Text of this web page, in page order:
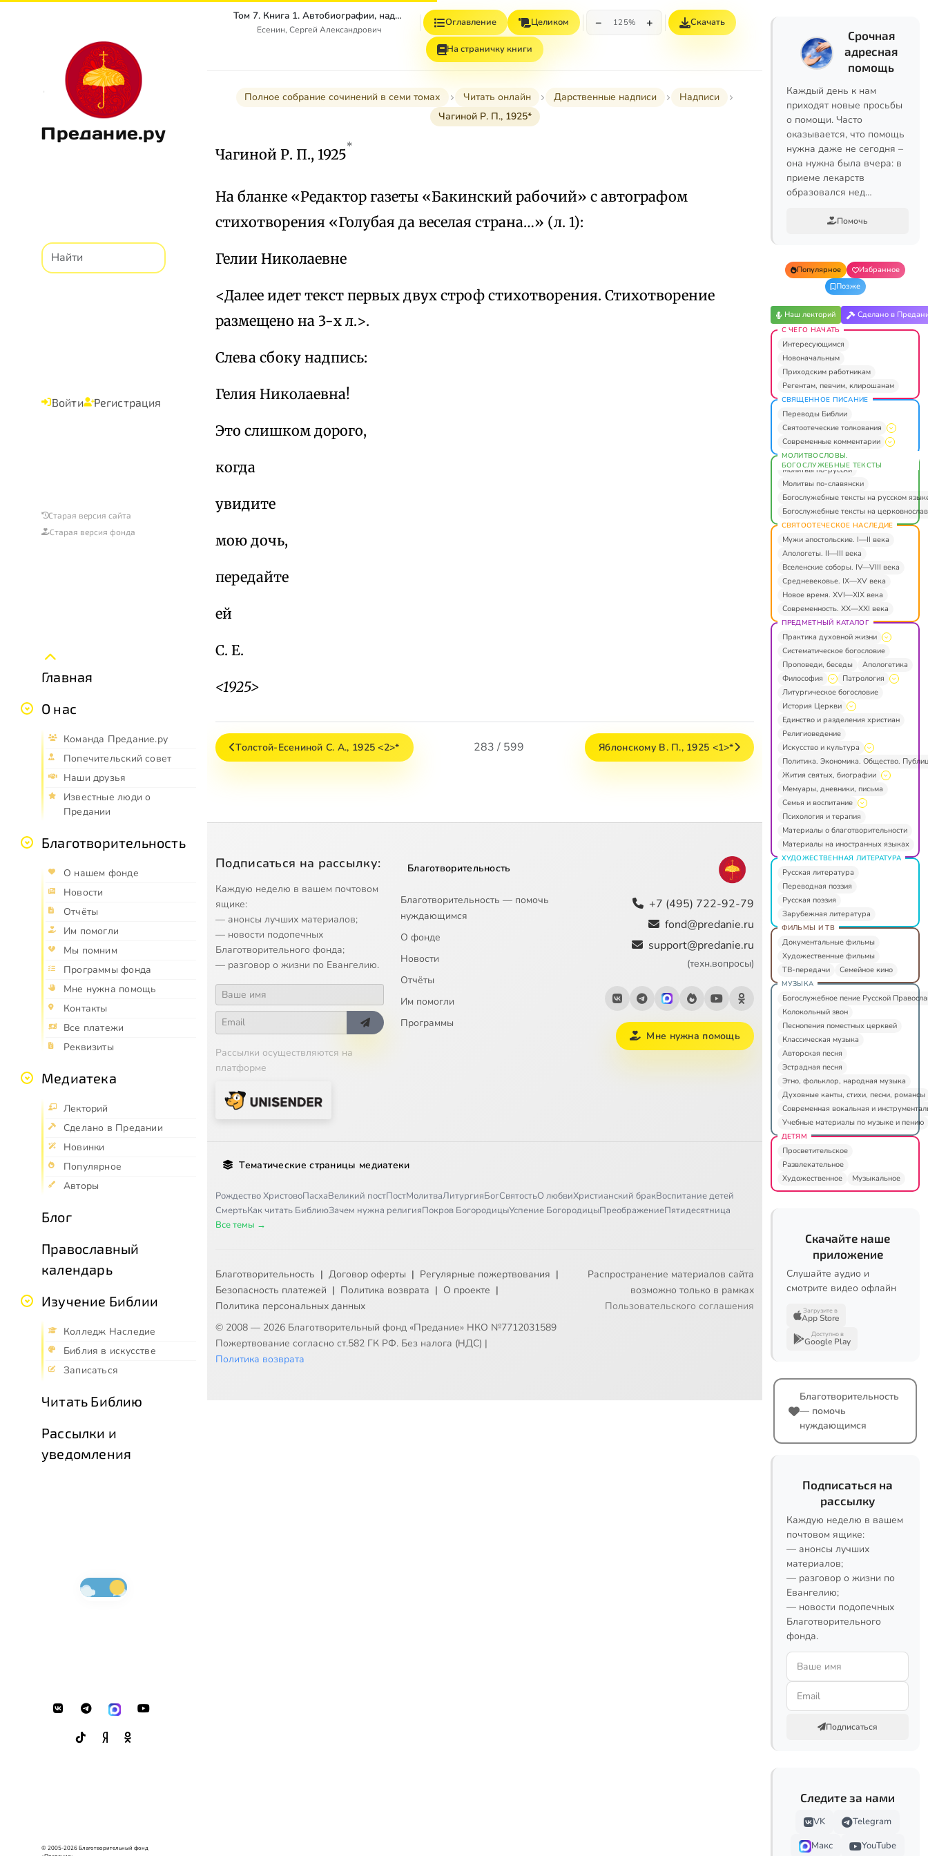
Предание.ру
Войти Регистрация
Старая версия сайта
Старая версия фонда
Главная
О нас
Команда Предание.ру
Попечительский совет
Наши друзья
Известные люди о
Предании
Благотворительность
О нашем фонде
Новости
Отчёты
Им помогли
Мы помним
Программы фонда
Мне нужна помощь
Контакты
Все платежи
Реквизиты
Медиатека
Лекторий
Сделано в Предании
Новинки
Популярное
Авторы
Блог
Православный
календарь
Изучение Библии
Колледж Наследие
Библия в искусстве
Записаться
Читать Библию
Рассылки и
уведомления
© 2005-2026 Благотворительный фонд
Том 7. Книга 1. Автобиографии, надписи и др
Есенин, Сергей Александрович
Оглавление Целиком − 125% + Скачать
На страничку книги
Полное собрание сочинений в семи томах Читать онлайн Дарственные надписи
Надписи
Чагиной Р. П., 1925*
Чагиной Р. П., 1925*
На бланке «Редактор газеты «Бакинский рабочий» с автографом
стихотворения «Голубая да веселая страна…» (л. 1):
Гелии Николаевне
<Далее идет текст первых двух строф стихотворения. Стихотворение
размещено на 3-х л.>.
Слева сбоку надпись:
Гелия Николаевна!
Это слишком дорого,
когда
увидите
мою дочь,
передайте
ей
С. Е.
<1925>
Толстой-Есениной С. А., 1925 <2>* 283 / 599 Яблонскому В. П., 1925 <1>*
Подписаться на рассылку:
Каждую неделю в вашем почтовом
ящике:
— анонсы лучших материалов;
— новости подопечных
Благотворительного фонда;
— разговор о жизни по Евангелию.
Рассылки осуществляются на
платформе
Благотворительность
Благотворительность — помочь
нуждающимся
О фонде
Новости
Отчёты
Им помогли
Программы
+7 (495) 722-92-79
fond@predanie.ru
support@predanie.ru
(техн.вопросы)
Мне нужна помощь
Тематические страницы медиатеки
Рождество ХристовоПасхаВеликий постПостМолитваЛитургияБогСвятостьО любвиХристианский бракВоспитание детей
СмертьКак читать БиблиюЗачем нужна религияПокров БогородицыУспение БогородицыПреображениеПятидесятница
Все темы →
Благотворительность | Договор оферты | Регулярные пожертвования |
Безопасность платежей | Политика возврата | О проекте |
Политика персональных данных
© 2008 — 2026 Благотворительный фонд «Предание» НКО №7712031589
Пожертвование согласно ст.582 ГК РФ. Без налога (НДС) |
Политика возврата
Распространение материалов сайта
возможно только в рамках
Пользовательского соглашения
Срочная
адресная
помощь
Каждый день к нам
приходят новые просьбы
о помощи. Часто
оказывается, что помощь
нужна даже не сегодня –
она нужна была вчера: в
приеме лекарств
образовался нед…
Помочь
Популярное
Избранное
Позже
Наш лекторий Сделано в
С ЧЕГО НАЧАТЬ
Интересующимся
Новоначальным
Приходским работникам
Регентам, певчим, клирошанам
СВЯЩЕННОЕ ПИСАНИЕ
Переводы Библии
Святоотеческие толкования
Современные комментарии
МОЛИТВОСЛОВЫ.
БОГОСЛУЖЕБНЫЕ ТЕКСТЫ
Молитвы по-русски
Молитвы по-славянски
Богослужебные тексты на русском
Богослужебные тексты на
СВЯТООТЕЧЕСКОЕ НАСЛЕДИЕ
Мужи апостольские. I—II века
Апологеты. II—III века
Вселенские соборы. IV—VIII века
Средневековье. IX—XV века
Новое время. XVI—XIX века
Современность. XX—XXI века
ПРЕДМЕТНЫЙ КАТАЛОГ
Практика духовной жизни
Систематическое богословие
Проповеди, беседы
Апологетика
Философия
Патрология
Литургическое богословие
История Церкви
Единство и разделения христиан
Религиоведение
Искусство и культура
Политика. Экономика. Общество.
Жития святых, биографии
Мемуары, дневники, письма
Семья и воспитание
Психология и терапия
Материалы о благотворительности
Материалы на иностранных языках
ХУДОЖЕСТВЕННАЯ ЛИТЕРАТУРА
Русская литература
Переводная поэзия
Русская поэзия
Зарубежная литература
ФИЛЬМЫ И ТВ
Документальные фильмы
Художественные фильмы
ТВ-передачи
Семейное кино
МУЗЫКА
Богослужебное пение Русской
Колокольный звон
Песнопения поместных церквей
Классическая музыка
Авторская песня
Эстрадная песня
Этно, фольклор, народная музыка
Духовные канты, стихи, песни, романсы
Современная вокальная и
Учебные материалы по музыке и пению
ДЕТЯМ
Просветительское
Развлекательное
Художественное
Музыкальное
Скачайте наше
приложение
Слушайте аудио и
смотрите видео офлайн
Загрузите в
App Store
Доступно в
Google Play
Благотворительность
— помочь
нуждающимся
Подписаться на
рассылку
Каждую неделю в вашем
почтовом ящике:
— анонсы лучших
материалов;
— разговор о жизни по
Евангелию;
— новости подопечных
Благотворительного
фонда.
Подписаться
Следите за нами
VK
Telegram
Макс
YouTube